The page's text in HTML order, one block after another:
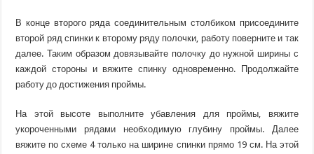
В конце второго ряда соединительным столбиком присоедините
второй ряд спинки к второму ряду полочки, работу поверните и так
далее. Таким образом довязывайте полочку до нужной ширины с
каждой стороны и вяжите спинку одновременно. Продолжайте
работу до достижения проймы.
На этой высоте выполните убавления для проймы, вяжите
укороченными рядами необходимую глубину проймы. Далее
вяжите по схеме 4 только на ширине спинки прямо 19 см. На этой